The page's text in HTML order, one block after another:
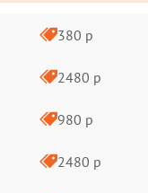
380 р
2480 р
980 р
2480 р